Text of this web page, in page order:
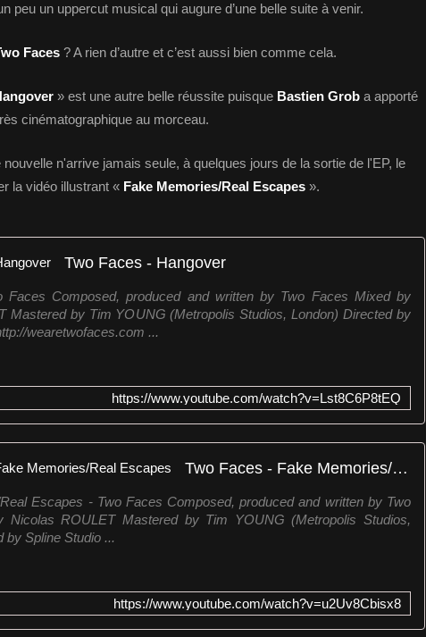
peu un uppercut musical qui augure d’une belle suite à venir.
Faces ? A rien d’autre et c’est aussi bien comme cela.
» est une autre belle réussite puisque Bastien Grob a apporté
cinématographique au morceau.
n'arrive jamais seule, à quelques jours de la sortie de l'EP, le
la vidéo illustrant « Fake Memories/Real Escapes ».
Two Faces - Hangover
Faces Composed, produced and written by Two Faces Mixed by
Mastered by Tim YOUNG (Metropolis Studios, London) Directed by
wearetwofaces.com ...
https://www.youtube.com/watch?v=Lst8C6P8tEQ
Two Faces - Fake Memories/Real Escapes
Escapes - Two Faces Composed, produced and written by Two
Nicolas ROULET Mastered by Tim YOUNG (Metropolis Studios,
by Spline Studio ...
https://www.youtube.com/watch?v=u2Uv8Cbisx8